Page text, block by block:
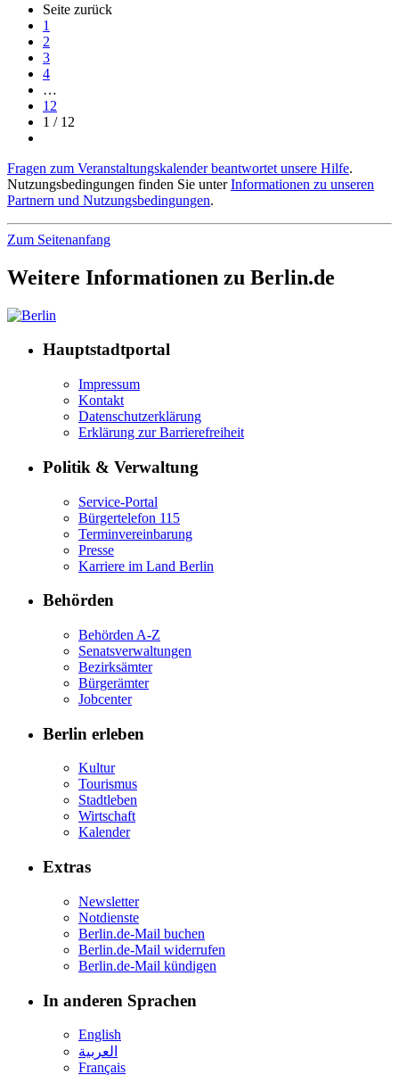
Seite zurück
1
2
3
4
…
12
1 / 12
Fragen zum Veranstaltungskalender beantwortet unsere Hilfe.
Nutzungsbedingungen finden Sie unterInformationen zu unseren
Partnern und Nutzungsbedingungen.
Zum Seitenanfang
Weitere Informationen zu Berlin.de
Hauptstadtportal
Impressum
Kontakt
Datenschutzerklärung
Erklärung zur Barrierefreiheit
Politik & Verwaltung
Service-Portal
Bürgertelefon 115
Terminvereinbarung
Presse
Karriere im Land Berlin
Behörden
Behörden A-Z
Senatsverwaltungen
Bezirksämter
Bürgerämter
Jobcenter
Berlin erleben
Kultur
Tourismus
Stadtleben
Wirtschaft
Kalender
Extras
Newsletter
Notdienste
Berlin.de-Mail buchen
Berlin.de-Mail widerrufen
Berlin.de-Mail kündigen
In anderen Sprachen
English
العربية
Français